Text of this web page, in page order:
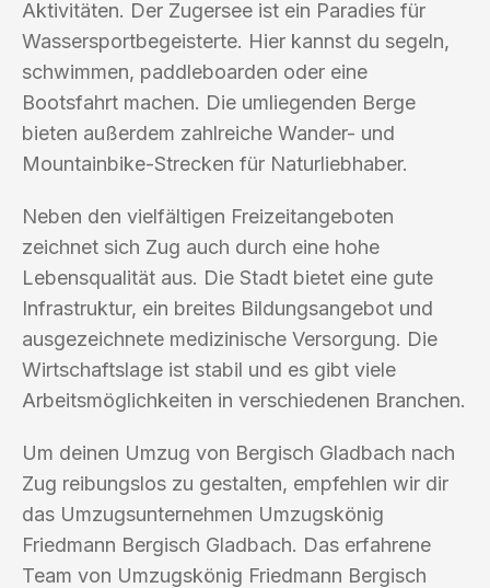
Aktivitäten. Der Zugersee ist ein Paradies für
Wassersportbegeisterte. Hier kannst du segeln,
schwimmen, paddleboarden oder eine
Bootsfahrt machen. Die umliegenden Berge
bieten außerdem zahlreiche Wander- und
Mountainbike-Strecken für Naturliebhaber.
Neben den vielfältigen Freizeitangeboten
zeichnet sich Zug auch durch eine hohe
Lebensqualität aus. Die Stadt bietet eine gute
Infrastruktur, ein breites Bildungsangebot und
ausgezeichnete medizinische Versorgung. Die
Wirtschaftslage ist stabil und es gibt viele
Arbeitsmöglichkeiten in verschiedenen Branchen.
Um deinen Umzug von Bergisch Gladbach nach
Zug reibungslos zu gestalten, empfehlen wir dir
das Umzugsunternehmen Umzugskönig
Friedmann Bergisch Gladbach. Das erfahrene
Team von Umzugskönig Friedmann Bergisch